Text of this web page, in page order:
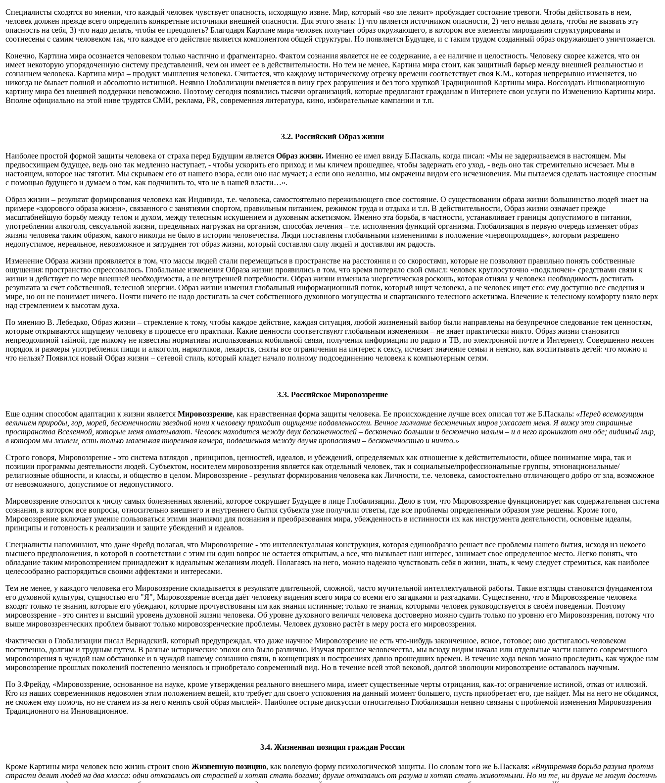
Специалисты сходятся во мнении, что каждый человек чувствует опасность, исходящую извне. Мир, который «во зле лежит» пробуждает состояние тревоги. Чтобы действовать в нем,
человек должен прежде всего определить конкретные источники внешней опасности. Для этого знать: 1) что является источником опасности, 2) чего нельзя делать, чтобы не вызвать эту
опасность на себя, 3) что надо делать, чтобы ее преодолеть? Благодаря Картине мира человек получает образ окружающего, в котором все элементы мироздания структурированы и
соотнесены с самим человеком так, что каждое его действие является компонентом общей структуры. Но появляется Будущее, и с таким трудом созданный образ окружающего уничтожается.
Конечно, Картина мира осознается человеком только частично и фрагментарно. Фактом сознания является не ее содержание, а ее наличие и целостность. Человеку скорее кажется, что он
имеет некоторую упорядоченную систему представлений, чем он имеет ее в действительности. Но тем не менее, Картина мира стоит, как защитный барьер между внешней реальностью и
сознанием человека. Картина мира – продукт мышления человека. Считается, что каждому историческому отрезку времени соответствует своя К.М., которая непрерывно изменяется, но
никогда не бывает полной и абсолютно истинной. Неявно Глобализации вменяется в вину грех разрушения и без того хрупкой Традиционной Картины мира. Воссоздать Инновационную
картину мира без внешней поддержки невозможно. Поэтому сегодня появились тысячи организаций, которые предлагают гражданам в Интернете свои услуги по Изменению Картины мира.
Вполне официально на этой ниве трудятся СМИ, реклама, PR, современная литература, кино, избирательные кампании и т.п.
3.2. Российский Образ жизни
Наиболее простой формой защиты человека от страха перед Будущим является Образ жизни. Именно ее имел ввиду Б.Паскаль, когда писал: «Мы не задерживаемся в настоящем. Мы
предвосхищаем будущее, ведь оно так медленно наступает, - чтобы ускорить его приход; и мы кличем прошедшее, чтобы задержать его уход, - ведь оно так стремительно исчезает. Мы в
настоящем, которое нас тяготит. Мы скрываем его от нашего взора, если оно нас мучает; а если оно желанно, мы омрачены видом его исчезновения. Мы пытаемся сделать настоящее сносным
с помощью будущего и думаем о том, как подчинить то, что не в нашей власти…».
Образ жизни – результат формирования человека как Индивида, т.е. человека, самостоятельно переживающего свое состояние. О существовании образа жизни большинство людей знает на
примере «здорового образа жизни», связанного с занятиями спортом, правильным питанием, режимом труда и отдыха и т.п. В действительности, Образ жизни означает прежде
масштабнейшую борьбу между телом и духом, между телесным искушением и духовным аскетизмом. Именно эта борьба, в частности, устанавливает границы допустимого в питании,
употреблении алкоголя, сексуальной жизни, предельных нагрузках на организм, способах лечения – т.е. исполнения функций организма. Глобализация в первую очередь изменяет образ
жизни человека таким образом, какого никогда не было в истории человечества. Люди поставлены глобальными изменениями в положение «первопроходцев», которым разрешено
недопустимое, нереальное, невозможное и затруднен тот образ жизни, который составлял силу людей и доставлял им радость.
Изменение Образа жизни проявляется в том, что массы людей стали перемещаться в пространстве на расстояния и со скоростями, которые не позволяют правильно понять собственные
ощущения: пространство спрессовалось. Глобальные изменения Образа жизни проявились в том, что время потеряло свой смысл: человек круглосуточно «подключен» средствами связи к
жизни и действует по мере внешней необходимости, а не внутренней потребности. Образ жизни изменила энергетическая роскошь, которая отняла у человека необходимость достигать
результата за счет собственной, телесной энергии. Образ жизни изменил глобальный информационный поток, который ищет человека, а не человек ищет его: ему доступно все сведения и
мире, но он не понимает ничего. Почти ничего не надо достигать за счет собственного духовного могущества и спартанского телесного аскетизма. Влечение к телесному комфорту взяло верх
над стремлением к высотам духа.
По мнению В. Лебедько, Образ жизни – стремление к тому, чтобы каждое действие, каждая ситуация, любой жизненный выбор были направлены на безупречное следование тем ценностям,
которые открываются ищущему человеку в процессе его практики. Какие ценности соответствуют глобальным изменениям – не знает практически никто. Образ жизни становится
непреодолимой тайной, где никому не известны нормативы использования мобильной связи, получения информации по радио и ТВ, по электронной почте и Интернету. Совершенно неясен
порядок и размеры употребления пищи и алкоголя, наркотиков, лекарств, сняты все ограничения на интерес к сексу, исчезает значение семьи и неясно, как воспитывать детей: что можно и
что нельзя? Появился новый Образ жизни – сетевой стиль, который кладет начало полному подсоединению человека к компьютерным сетям.
3.3. Российское Мировоззрение
Еще одним способом адаптации к жизни является Мировоззрение, как нравственная форма защиты человека. Ее происхождение лучше всех описал тот же Б.Паскаль: «Перед всемогущим
величием природы, гор, морей, бесконечности звездной ночи к человеку приходит ощущение подавленности. Вечное молчание бесконечных миров ужасает меня. Я вижу эти страшные
пространства Вселенной, которые меня охватывают. Человек находится между двух бесконечностей – бесконечно большим и бесконечно малым – и в него проникают они обе; видимый мир,
в котором мы живем, есть только маленькая тюремная камера, подвешенная между двумя пропастями – бесконечностью и ничто.»
Строго говоря, Мировоззрение - это система взглядов , принципов, ценностей, идеалов, и убеждений, определяемых как отношение к действительности, общее понимание мира, так и
позиции программы деятельности людей. Субъектом, носителем мировоззрения является как отдельный человек, так и социальные/профессиональные группы, этнонациональные/
религиозные общности, и классы, и общество в целом. Мировоззрение - результат формирования человека как Личности, т.е. человека, самостоятельно отличающего добро от зла, возможное
от невозможного, допустимое от недопустимого.
Мировоззрение относится к числу самых болезненных явлений, которое сокрушает Будущее в лице Глобализации. Дело в том, что Мировоззрение функционирует как содержательная система
сознания, в котором все вопросы, относительно внешнего и внутреннего бытия субъекта уже получили ответы, где все проблемы определенным образом уже решены. Кроме того,
Мировоззрение включает умение пользоваться этими знаниями для познания и преобразования мира, убежденность в истинности их как инструмента деятельности, основные идеалы,
принципы и готовность к реализации и защите убеждений и идеалов.
Специалисты напоминают, что даже Фрейд полагал, что Мировоззрение - это интеллектуальная конструкция, которая единообразно решает все проблемы нашего бытия, исходя из некоего
высшего предположения, в которой в соответствии с этим ни один вопрос не остается открытым, а все, что вызывает наш интерес, занимает свое определенное место. Легко понять, что
обладание таким мировоззрением принадлежит к идеальным желаниям людей. Полагаясь на него, можно надежно чувствовать себя в жизни, знать, к чему следует стремиться, как наиболее
целесообразно распорядиться своими аффектами и интересами.
Тем не менее, у каждого человека его Мировоззрение складывается в результате длительной, сложной, часто мучительной интеллектуальной работы. Такие взгляды становятся фундаментом
его духовной культуры, сущностью его "Я", Мировоззрение всегда даёт человеку видения всего мира со всеми его загадками и разгадками. Существенно, что в Мировоззрение человека
входят только те знания, которые его убеждают, которые прочувствованы им как знания истинные; только те знания, которыми человек руководствуется в своём поведении. Поэтому
мировоззрение - это синтез и высший уровень духовной жизни человека. Об уровне духовного величия человека достоверно можно судить только по уровню его Мировоззрения, потому что
выше мировоззренческих проблем бывают только мировоззренческие проблемы. Человек духовно растёт в меру роста его мировоззрения.
Фактически о Глобализации писал Вернадский, который предупреждал, что даже научное Мировоззрение не есть что-нибудь законченное, ясное, готовое; оно достигалось человеком
постепенно, долгим и трудным путем. В разные исторические эпохи оно было различно. Изучая прошлое человечества, мы всюду видим начала или отдельные части нашего современного
мировоззрения в чуждой нам обстановке и в чуждой нашему сознанию связи, в концепциях и построениях давно прошедших времен. В течение хода веков можно проследить, как чуждое нам
мировоззрение прошлых поколений постепенно менялось и приобретало современный вид. Но в течение всей этой вековой, долгой эволюции мировоззрение оставалось научным.
По З.Фрейду, «Мировоззрение, основанное на науке, кроме утверждения реального внешнего мира, имеет существенные черты отрицания, как-то: ограничение истиной, отказ от иллюзий.
Кто из наших современников недоволен этим положением вещей, кто требует для своего успокоения на данный момент большего, пусть приобретает его, где найдет. Мы на него не обидимся,
не сможем ему помочь, но не станем из-за него менять свой образ мыслей». Наиболее острые дискуссии относительно Глобализации неявно связаны с проблемой изменения Мировоззрения –
Традиционного на Инновационное.
3.4. Жизненная позиция граждан России
Кроме Картины мира человек всю жизнь строит свою Жизненную позицию, как волевую форму психологической защиты. По словам того же Б.Паскаля: «Внутренняя борьба разума против
страсти делит людей на два класса: одни отказались от страстей и хотят стать богами; другие отказались от разума и хотят стать животными. Но ни те, ни другие не могут достичь